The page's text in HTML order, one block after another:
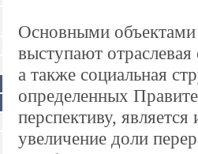
Основными объектами
выступают
а также социальная
определенных
перспективу,
увеличение доли